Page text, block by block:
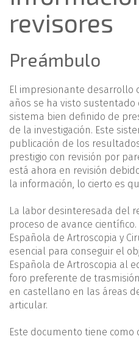
revisores
Preámbulo
El impresionante desarrollo
años se ha visto
sistema bien definido de
de la investigación. Este
publicación de los
prestigio con revisión por
está ahora en revisión
la información, lo cierto es
La labor desinteresada del
proceso de avance
Española de Artroscopia y
esencial para conseguir el
Española de Artroscopia al
foro preferente de
en castellano en las áreas
articular.
Este documento tiene como